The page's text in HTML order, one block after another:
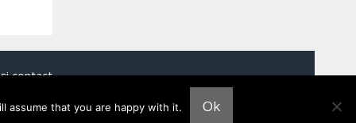
contact
assume that you are happy with it. Ok